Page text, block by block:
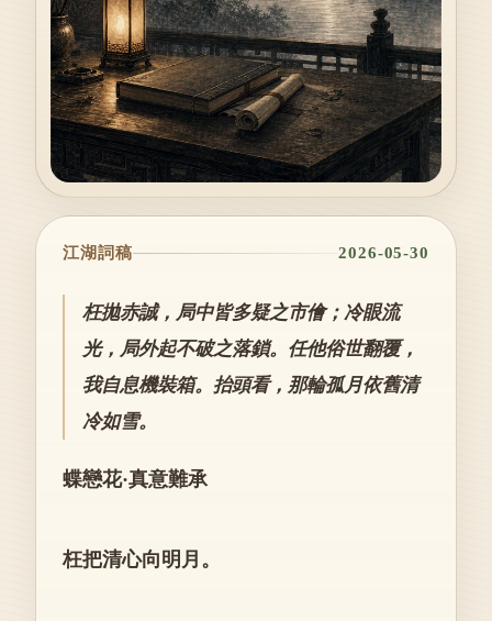
江湖詞稿 2026-05-30
枉拋赤誠，局中皆多疑之市儈；冷眼流
光，局外起不破之落鎖。任他俗世翻覆，
我自息機裝箱。抬頭看，那輪孤月依舊清
冷如雪。
蝶戀花·真意難承
枉把清心向明月。